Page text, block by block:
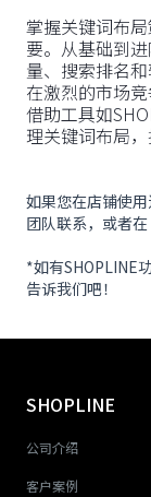
掌握关键词布
要。从基础到
量、搜索排名
在激烈的市场
借助工具如
理关键词布局
如果您在店铺使
团队联系，或者在
*如有SHOPLINE
告诉我们吧！
SHOPLINE
公司介绍
客户案例